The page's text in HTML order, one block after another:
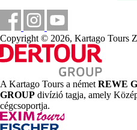
(ingyenes), erkéllyel,
valamint egyénileg
felszereltek. Fürdőszoba
Távolságok
500 m
Vásárlás
800 m
Copyright © 2026, Kartago Tours
A Kartago Tours a német REWE
GROUP divízió tagja, amely
cégcsoportja.